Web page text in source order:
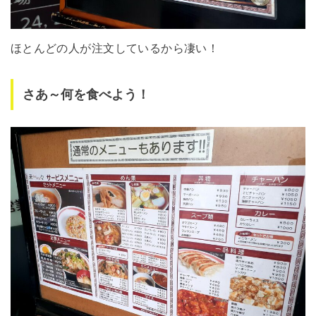
ほとんどの人が注文しているから凄い！
さあ～何を食べよう！